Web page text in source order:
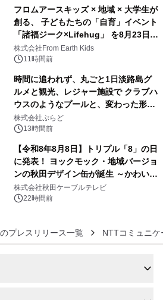
フロムアースキッズ × 地域 × 大学生が
創る、 子どもたちの「自育」イベント
「諸福ジーク×Lifehug」 を8月23日
(日)開催
株式会社From Earth Kids
11時間前
時間に追われず、丸ごと1日淡路島グ
ルメと観光、レジャー施設で クラブハ
ウスのようなプールと、変わった形の
サウナも 「THE BOXY AWAJI」のお
得な素泊まり連泊プランで
株式会社ぷらど
13時間前
【令和8年8月8日】トリプル「8」の日
に発表！ ヨックモック・地域バージョ
ンの秋田デザイン缶が誕生 ～かわいい
秋田犬の子犬と秋田の四季と名所を巡
るパッケージ～ 9月1日(火)秋田県内で
株式会社秋田ケーブルテレビ
22時間前
プレスリリース一覧 NTTコミュニ